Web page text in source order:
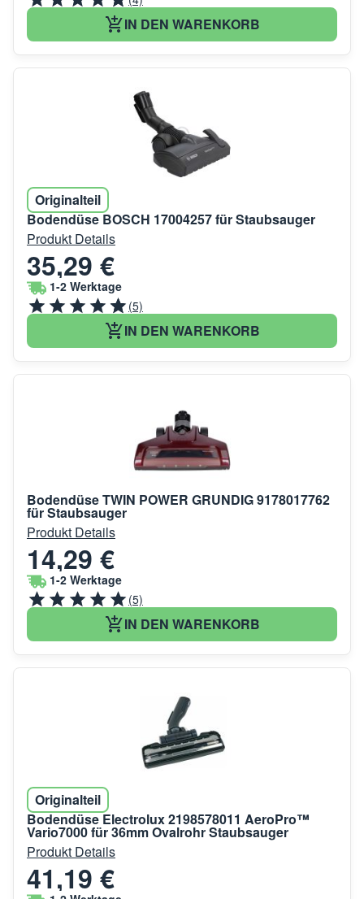
IN DEN WARENKORB
Originalteil
Bodendüse BOSCH 17004257 für Staubsauger
Produkt Details
35,29 €
1-2 Werktage
(5)
IN DEN WARENKORB
Bodendüse TWIN POWER GRUNDIG 9178017762
für Staubsauger
Produkt Details
14,29 €
1-2 Werktage
(5)
IN DEN WARENKORB
Originalteil
Bodendüse Electrolux 2198578011 AeroPro™
Vario7000 für 36mm Ovalrohr Staubsauger
Produkt Details
41,19 €